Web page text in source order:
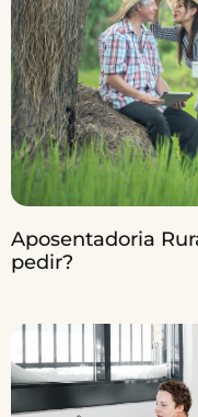
Aposentadoria
pedir?